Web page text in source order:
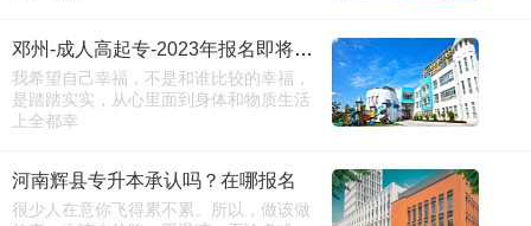
邓州-成人高起专-2023年报名即将截止
我希望自己幸福，不是和谁比较的幸福，
是踏踏实实，从心里面到身体和物质生活
上全都幸
河南辉县专升本承认吗？在哪报名
很少人在意你飞得累不累。所以，做该做